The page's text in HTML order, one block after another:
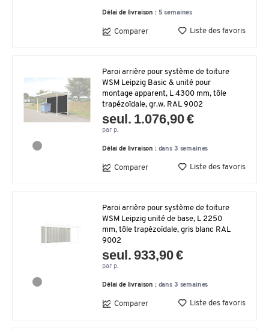
Délai de livraison : 5 semaines
Comparer Liste des favoris
Paroi arrière pour système de toiture
WSM Leipzig Basic & unité pour
montage apparent, L 4300 mm, tôle
trapézoïdale, gr.w. RAL 9002
seul. 1.076,90 €
par p.
Délai de livraison : dans 3 semaines
Comparer Liste des favoris
Paroi arrière pour système de toiture
WSM Leipzig unité de base, L 2250
mm, tôle trapézoïdale, gris blanc RAL
9002
seul. 933,90 €
par p.
Délai de livraison : dans 3 semaines
Comparer Liste des favoris